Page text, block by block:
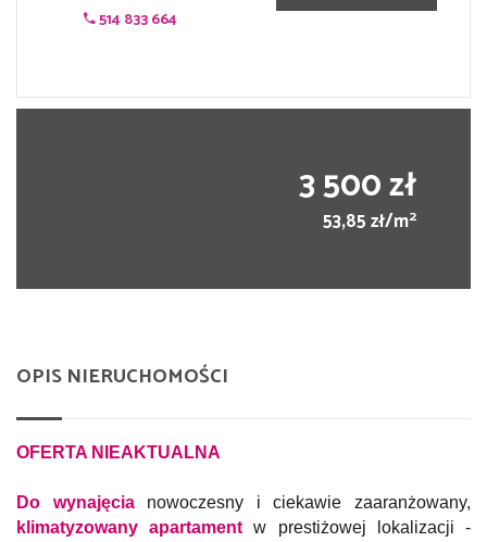
514 833 664
3 500 zł
53,85 zł/m2
OPIS NIERUCHOMOŚCI
OFERTA NIEAKTUALNA
Do wynajęcianowoczesny i ciekawie zaaranżowany,
klimatyzowany apartamentw prestiżowej lokalizacji -